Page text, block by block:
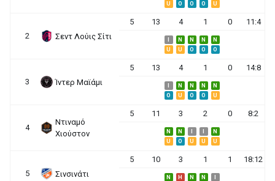
U
O O O U
2 Σεντ Λούις Σίτι
5 13 4 1 0 11:4
N N N
N
U
U O O O
3 Ίντερ Μαϊάμι
5 13 4 1 0 14:8
N N N
N
O
U O O U
4
Ντιναμό
Χιούστον
5 11 3 2 0 8:2
N N
N
U
O U U U
5 Σινσινάτι
5 10 3 1 1 18:12
N H N N